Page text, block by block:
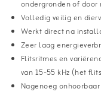
ondergronden of
Volledig veilig en
Werkt direct na
Zeer laag
Flitsritmes en
van 15-55 kHz (het
Nagenoeg